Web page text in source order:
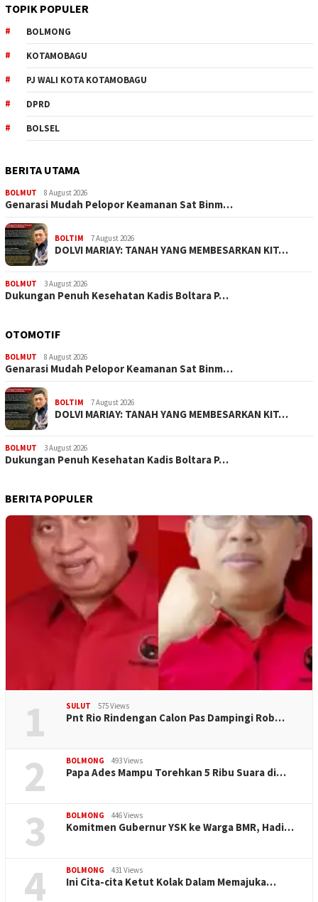
TOPIK POPULER
BOLMONG
KOTAMOBAGU
PJ WALI KOTA KOTAMOBAGU
DPRD
BOLSEL
BERITA UTAMA
BOLMUT 8 August 2026
Genarasi Mudah Pelopor Keamanan Sat Binm…
BOLTIM 7 August 2026
DOLVI MARIAY: TANAH YANG MEMBESARKAN KIT…
BOLMUT 3 August 2026
Dukungan Penuh Kesehatan Kadis Boltara P…
OTOMOTIF
BOLMUT 8 August 2026
Genarasi Mudah Pelopor Keamanan Sat Binm…
BOLTIM 7 August 2026
DOLVI MARIAY: TANAH YANG MEMBESARKAN KIT…
BOLMUT 3 August 2026
Dukungan Penuh Kesehatan Kadis Boltara P…
BERITA POPULER
1 SULUT 575 Views
Pnt Rio Rindengan Calon Pas Dampingi Rob…
2 BOLMONG 493 Views
Papa Ades Mampu Torehkan 5 Ribu Suara di…
3 BOLMONG 446 Views
Komitmen Gubernur YSK ke Warga BMR, Hadi…
4 BOLMONG 431 Views
Ini Cita-cita Ketut Kolak Dalam Memajuka…